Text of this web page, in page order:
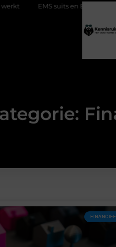
EMS training: efficiënt werken aan